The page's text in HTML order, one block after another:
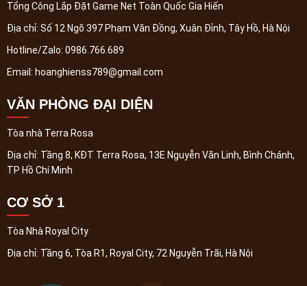
Tổng Công Lắp Đặt Game Net Toàn Quốc Gia Hiến
Địa chỉ: Số 12 Ngõ 397 Phạm Văn Đồng, Xuân Đỉnh, Tây Hồ, Hà Nội
Hotline/Zalo: 0986.766.689
Email: hoanghienss789@gmail.com
VĂN PHÒNG ĐẠI DIỆN
Tòa nhà Terra Rosa
Địa chỉ: Tầng 8, KĐT Terra Rosa, 13E Nguyễn Văn Linh, Bình Chánh,
TP Hồ Chí Minh
CƠ SỞ 1
Tòa Nhà Royal City
Địa chỉ: Tầng 6, Tòa R1, Royal City, 72 Nguyễn Trãi, Hà Nội